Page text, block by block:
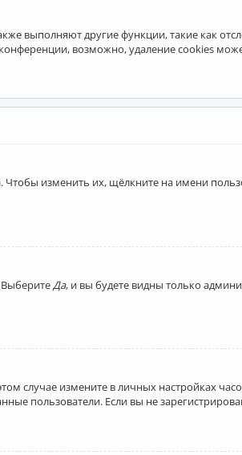
выполняют другие функции, такие как
возможно, удаление cookies
изменить их, щёлкните на имени
Да, и вы будете видны только
случае измените в личных настройках
пользователи. Если вы не